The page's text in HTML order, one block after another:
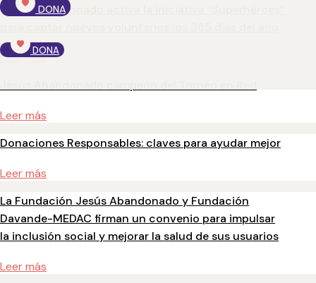
DONA
DONA
Jesús Abandonado activa la iniciativa “Superhéroes”
Leer más
Leer más
Donaciones Responsables: claves para ayudar mejor
Leer más
La Fundación Jesús Abandonado y Fundación
Davande-MEDAC firman un convenio para impulsar
la inclusión social y mejorar la salud de sus usuarios
Leer más